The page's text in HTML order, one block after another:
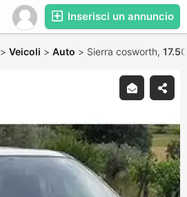
Inserisci un annuncio
> Veicoli > Auto > Sierra cosworth,